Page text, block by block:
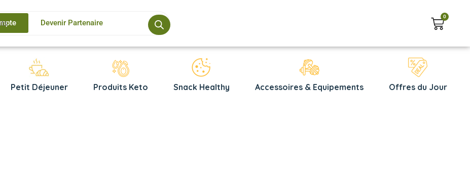
Devenir Partenaire
0
Petit Déjeuner Produits Keto Snack Healthy Accessoires & Equipements Offres du Jour